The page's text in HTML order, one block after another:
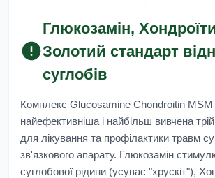
Глюкозамін,
Золотий стандарт
суглобів
Комплекс Glucosamine Chondroitin MSM
найефективніша і найбільш вивчена
для лікування та профілактики травм
зв'язкового апарату. Глюкозамін
суглобової рідини (усуває "хрускіт"),